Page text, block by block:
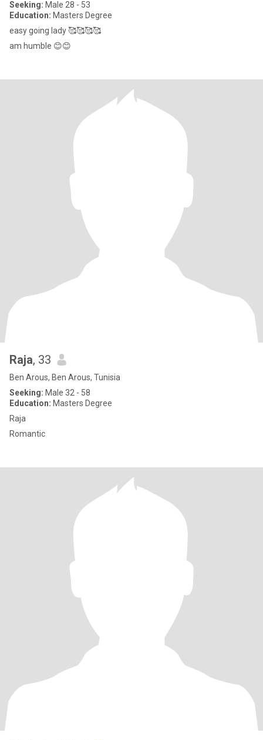
Seeking: Male 28 - 53
Education: Masters Degree
easy going lady 🥰🥰🥰🥰
am humble 😊😊
Raja, 33
Ben Arous, Ben Arous, Tunisia
Seeking: Male 32 - 58
Education: Masters Degree
Raja
Romantic